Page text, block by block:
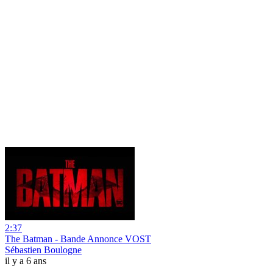
2:37
The Batman - Bande Annonce VOST
Sébastien Boulogne
il y a 6 ans